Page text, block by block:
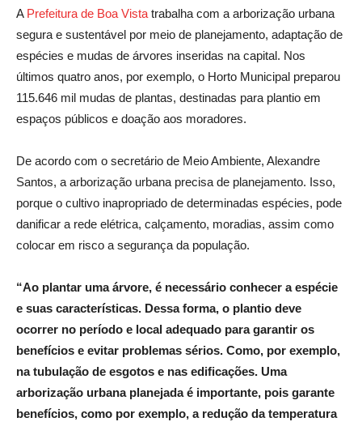
A Prefeitura de Boa Vista trabalha com a arborização urbana
segura e sustentável por meio de planejamento, adaptação de
espécies e mudas de árvores inseridas na capital. Nos
últimos quatro anos, por exemplo, o Horto Municipal preparou
115.646 mil mudas de plantas, destinadas para plantio em
espaços públicos e doação aos moradores.
De acordo com o secretário de Meio Ambiente, Alexandre
Santos, a arborização urbana precisa de planejamento. Isso,
porque o cultivo inapropriado de determinadas espécies, pode
danificar a rede elétrica, calçamento, moradias, assim como
colocar em risco a segurança da população.
“Ao plantar uma árvore, é necessário conhecer a espécie
e suas características. Dessa forma, o plantio deve
ocorrer no período e local adequado para garantir os
benefícios e evitar problemas sérios. Como, por exemplo,
na tubulação de esgotos e nas edificações. Uma
arborização urbana planejada é importante, pois garante
benefícios, como por exemplo, a redução da temperatura